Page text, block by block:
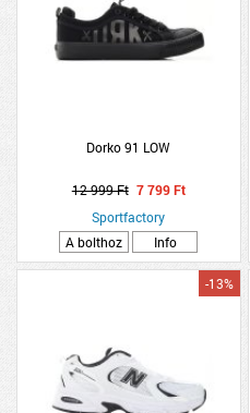
Dorko 91 LOW
12 999 Ft 7 799 Ft
Sportfactory
A bolthoz
Info
-13%